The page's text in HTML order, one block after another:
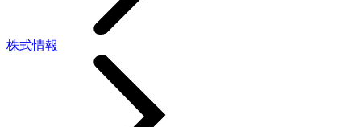
株式情報